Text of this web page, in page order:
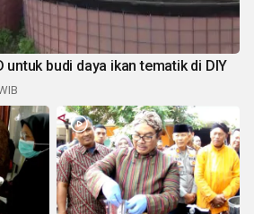
untuk budi daya ikan tematik di DIY